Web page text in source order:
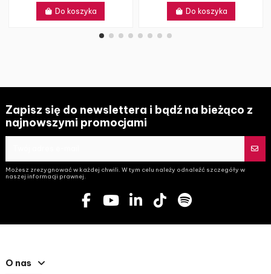
Do koszyka Do koszyka
Zapisz się do newslettera i bądź na bieżąco z
najnowszymi promocjami
Możesz zrezygnować w każdej chwili. W tym celu należy odnaleźć szczegóły w
naszej informacji prawnej.
O nas